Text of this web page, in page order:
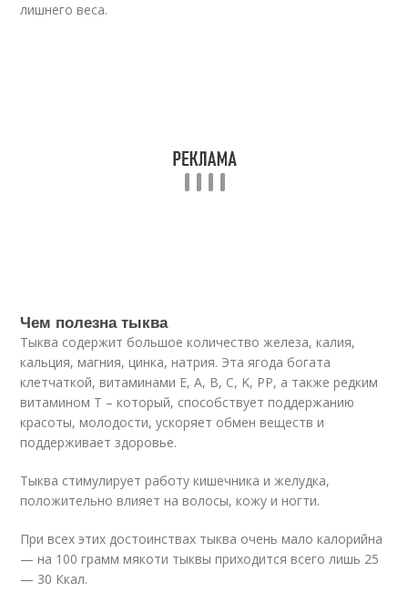
лишнего веса.
Чем полезна тыква
Тыква содержит большое количество железа, калия,
кальция, магния, цинка, натрия. Эта ягода богата
клетчаткой, витаминами E, A, B, C, K, PP, а также редким
витамином T – который, способствует поддержанию
красоты, молодости, ускоряет обмен веществ и
поддерживает здоровье.
Тыква стимулирует работу кишечника и желудка,
положительно влияет на волосы, кожу и ногти.
При всех этих достоинствах тыква очень мало калорийна
— на 100 грамм мякоти тыквы приходится всего лишь 25
— 30 Ккал.